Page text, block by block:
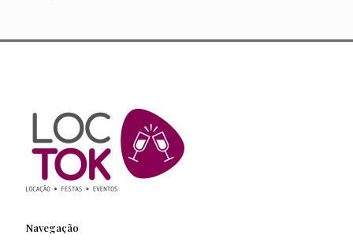
Navegação